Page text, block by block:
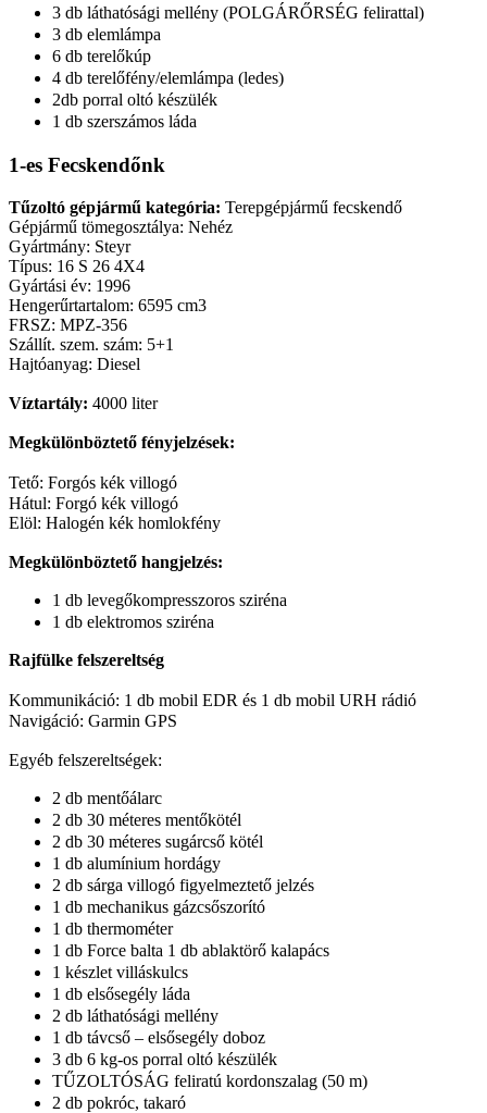
3 db láthatósági mellény (POLGÁRŐRSÉG felirattal)
3 db elemlámpa
6 db terelőkúp
4 db terelőfény/elemlámpa (ledes)
2db porral oltó készülék
1 db szerszámos láda
1-es Fecskendőnk
Tűzoltó gépjármű kategória: Terepgépjármű fecskendő
Gépjármű tömegosztálya: Nehéz
Gyártmány: Steyr
Típus: 16 S 26 4X4
Gyártási év: 1996
Hengerűrtartalom: 6595 cm3
FRSZ: MPZ-356
Szállít. szem. szám: 5+1
Hajtóanyag: Diesel
Víztartály: 4000 liter
Megkülönböztető fényjelzések:
Tető: Forgós kék villogó
Hátul: Forgó kék villogó
Elöl: Halogén kék homlokfény
Megkülönböztető hangjelzés:
1 db levegőkompresszoros sziréna
1 db elektromos sziréna
Rajfülke felszereltség
Kommunikáció: 1 db mobil EDR és 1 db mobil URH rádió
Navigáció: Garmin GPS
Egyéb felszereltségek:
2 db mentőálarc
2 db 30 méteres mentőkötél
2 db 30 méteres sugárcső kötél
1 db alumínium hordágy
2 db sárga villogó figyelmeztető jelzés
1 db mechanikus gázcsőszorító
1 db thermométer
1 db Force balta 1 db ablaktörő kalapács
1 készlet villáskulcs
1 db elsősegély láda
2 db láthatósági mellény
1 db távcső – elsősegély doboz
3 db 6 kg-os porral oltó készülék
TŰZOLTÓSÁG feliratú kordonszalag (50 m)
2 db pokróc, takaró